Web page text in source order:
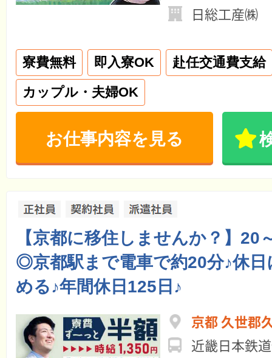
日総工産㈱
寮費無料 即入寮OK
赴任交通費支給
カップル・夫婦OK
お仕事内容を見る
【京都に移住しませんか？】20
◎京都駅まで電車で約20分♪休日
める♪年間休日125日♪
京都 久世郡
近畿日本鉄